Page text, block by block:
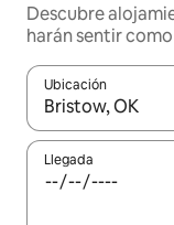
Descubre
harán sentir
Ubicación
Cuando los
Llegada